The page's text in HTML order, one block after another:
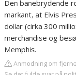
Den banebrydende
markant, at Elvis
dollar (cirka 300
merchandise og
Memphis.
Anmodning om